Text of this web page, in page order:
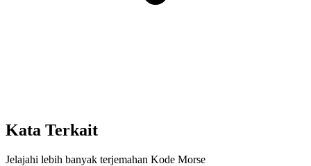
Kata Terkait
Jelajahi lebih banyak terjemahan Kode Morse